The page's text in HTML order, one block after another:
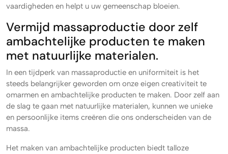
vaardigheden en helpt u uw gemeenschap bloeien.
Vermijd massaproductie door zelf
ambachtelijke producten te maken
met natuurlijke materialen.
In een tijdperk van massaproductie en uniformiteit is het
steeds belangrijker geworden om onze eigen creativiteit te
omarmen en ambachtelijke producten te maken. Door zelf aan
de slag te gaan met natuurlijke materialen, kunnen we unieke
en persoonlijke items creëren die ons onderscheiden van de
massa.
Het maken van ambachtelijke producten biedt talloze